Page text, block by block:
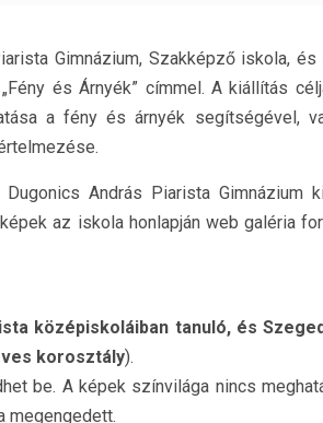
Gimnázium, Szakképző iskola,
és Árnyék” címmel. A kiállítás
a fény és árnyék segítségével,
András Piarista Gimnázium
az iskola honlapján web galéria
középiskoláiban tanuló, és
korosztály).
be. A képek színvilága nincs
megengedett.